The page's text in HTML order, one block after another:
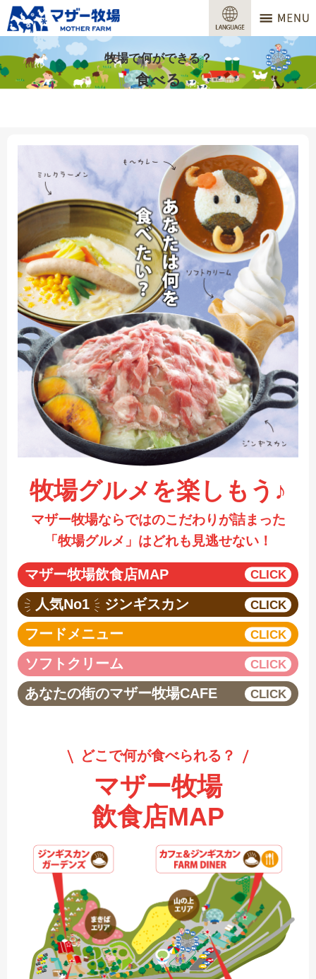
営業時間
料金
サービスガイド
牧場で何ができる？
場内マップ
おすすめコース
団体プラン
採用情報
牧場で何ができる？
食べる
牧場グルメを楽しもう♪
マザー牧場ならではのこだわりが詰まった
「牧場グルメ」はどれも見逃せない！
マザー牧場飲食店MAP
人気No1
ジンギスカン
フードメニュー
ソフトクリーム
あなたの街のマザー牧場CAFE
どこで何が食べられる？
マザー牧場
飲食店MAP